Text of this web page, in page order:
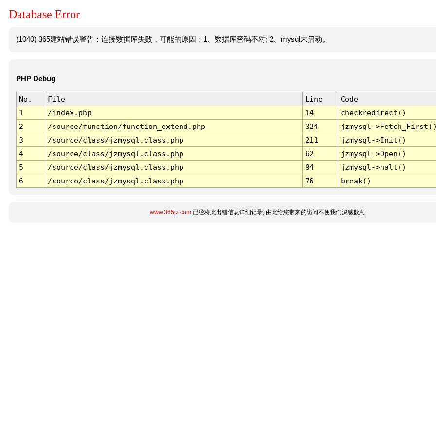
Database Error
(1040) 365建站错误警告：连接数据库失败，可能的原因：1、数据库密码不对; 2、mysql未启动。
PHP Debug
No. File Line
Code
1
/index.php 14
checkredirect()
2
/source/function/function_extend.php 324
jzmysql-
3
/source/class/jzmysql.class.php 211
jzmysql->Init()
4
/source/class/jzmysql.class.php 62
jzmysql->Open()
5
/source/class/jzmysql.class.php 94
jzmysql->halt()
6
/source/class/jzmysql.class.php 76 break()
www.365jz.com已经将此出错信息详细记录, 由此给您带来的访问不便我们深感歉意.